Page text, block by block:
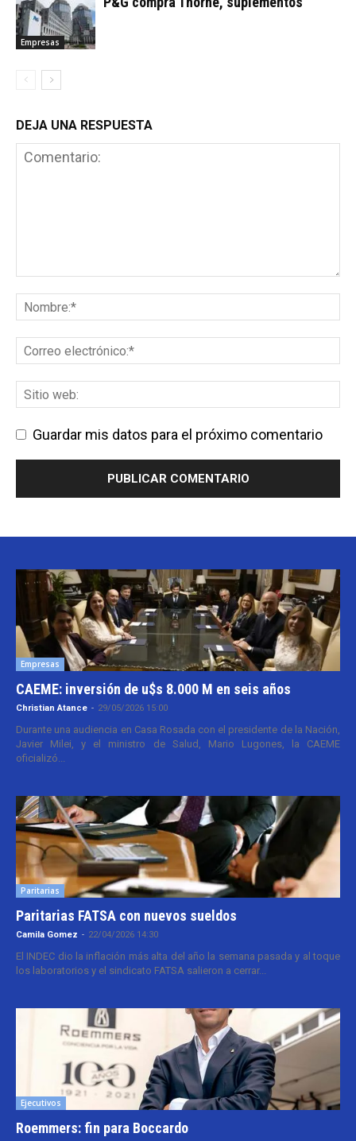
Empresas
DEJA UNA RESPUESTA
Guardar mis datos para el próximo comentario
Empresas
CAEME: inversión de u$s 8.000 M en seis años
Christian Atance - 29/05/2026 15:00
Durante una audiencia en Casa Rosada con el presidente de la Nación,
Javier Milei, y el ministro de Salud, Mario Lugones, la CAEME
oficializó...
Paritarias
Paritarias FATSA con nuevos sueldos
Camila Gomez - 22/04/2026 14:30
El INDEC dio la inflación más alta del año la semana pasada y al toque
los laboratorios y el sindicato FATSA salieron a cerrar...
Ejecutivos
Roemmers: fin para Boccardo